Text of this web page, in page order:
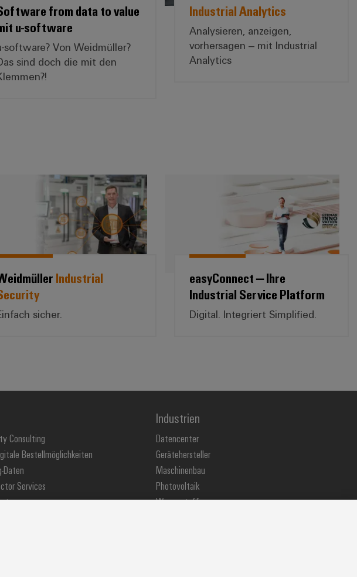
from data to value
u-software
software? ​ Von Weidmüller?
sind doch die mit den
Industrial Analytics
Analysieren, anzeigen,
vorhersagen ‒ mit Industrial
Analytics
Weidmüller *Industrial Security*
Industrial
sicher.
easyConnect – Ihre
easyConnect – Ihre
Industrial Service Platform
Digital. Integriert Simplified.
Consulting
Bestellmöglichkeiten
Daten
Services
Industrien
Datencenter
Gerätehersteller
Maschinenbau
Photovoltaik
Wasserstoff